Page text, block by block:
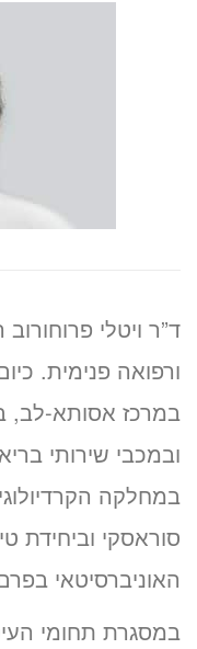
ד”ר ויטלי
ורפואה פנימית.
במרכז אסותא-לב,
ובמכבי שירותי
במחלקה
סוראסקי וביחידת
האוניברסיטאי
במסגרת תחומי